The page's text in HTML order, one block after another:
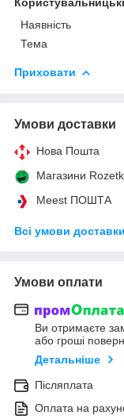
Наявність
Тема
Приховати
Умови доставки
Нова Пошта
Магазини
Meest ПОШТА
Всі умови доставки
Умови оплати
Ви отримаєте
або гроші
Детальніше
Післяплата
Оплата на